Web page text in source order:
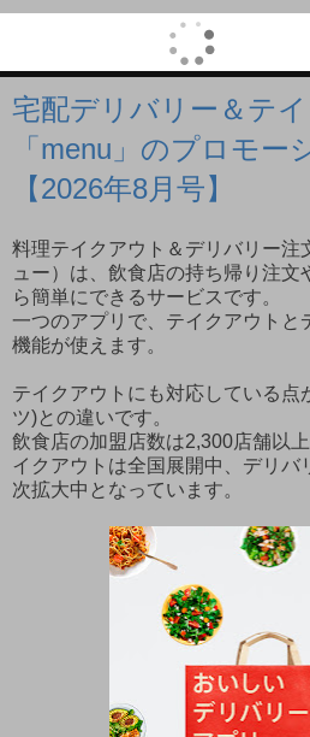
宅配デリバリー＆テ
「menu」のプロモー
【2026年8月号】
料理テイクアウト＆デリバリー注
ュー）は、飲食店の持ち帰り注
ら簡単にできるサービスです。
一つのアプリで、テイクアウトと
機能が使えます。
テイクアウトにも対応している点
ツ)との違いです。
飲食店の加盟店数は2,300店舗以
イクアウトは全国展開中、デリバ
次拡大中となっています。